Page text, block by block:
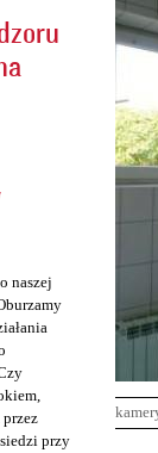
naszej
przy